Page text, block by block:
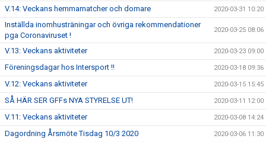
V.14: Veckans hemmamatcher och domare 2020-03-31 10:20
Inställda inomhusträningar och övriga rekommendationer
pga Coronaviruset !
2020-03-25 08:06
V.13: Veckans aktiviteter 2020-03-23 09:00
Föreningsdagar hos Intersport !! 2020-03-18 09:36
V.12: Veckans aktiviteter 2020-03-15 15:45
SÅ HÄR SER GFFs NYA STYRELSE UT! 2020-03-11 12:00
V.11: Veckans aktiviteter 2020-03-08 14:24
Dagordning Årsmöte Tisdag 10/3 2020 2020-03-06 11:30